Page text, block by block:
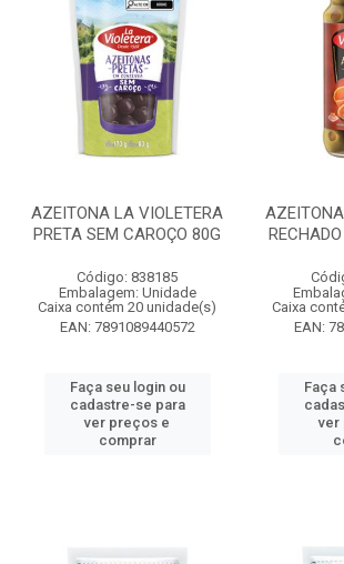
AZEITONA LA VIOLETERA
PRETA SEM CAROÇO 80G
Código: 838185
Embalagem: Unidade
Caixa contém 20 unidade(s)
EAN: 7891089440572
Faça seu login ou
cadastre-se para
ver preços e
comprar
Caixa
EAN:
Faça
ver